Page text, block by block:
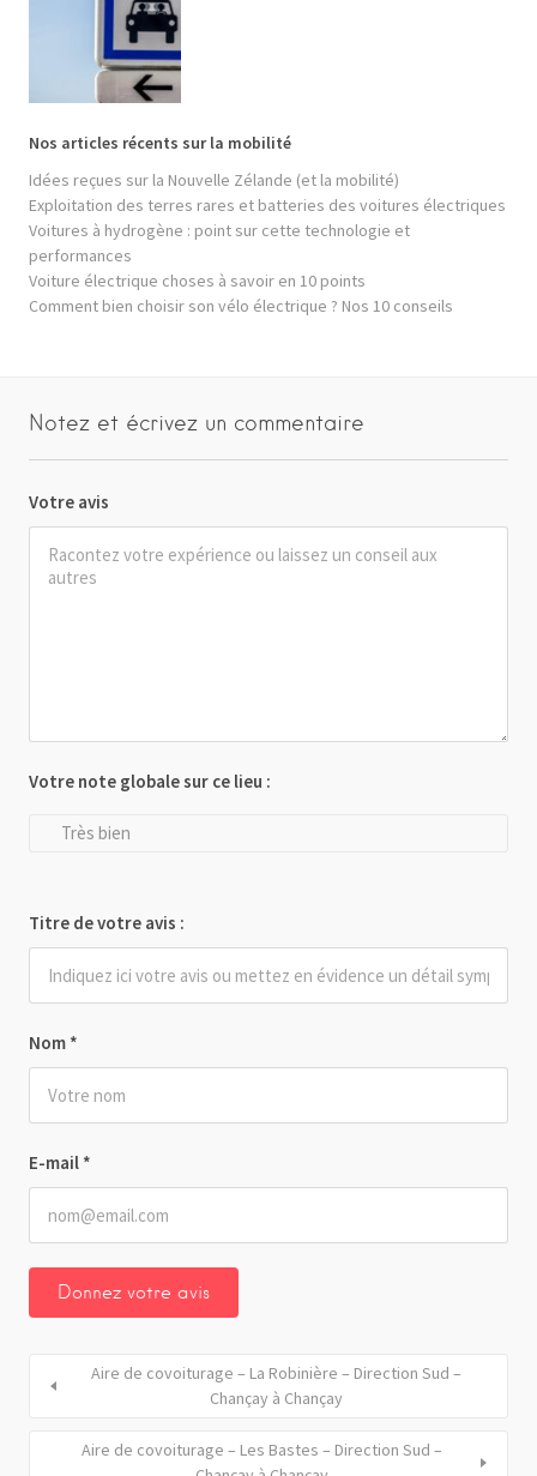
Nos articles récents sur la mobilité
Idées reçues sur la Nouvelle Zélande (et la mobilité)
Exploitation des terres rares et batteries des voitures électriques
Voitures à hydrogène : point sur cette technologie et
performances
Voiture électrique choses à savoir en 10 points
Comment bien choisir son vélo électrique ? Nos 10 conseils
Notez et écrivez un commentaire
Votre avis
Nom *
E-mail *
Votre note globale sur ce lieu :
Très bien
Titre de votre avis :
Aire de covoiturage – La Robinière – Direction Sud –
Chançay à Chançay
Aire de covoiturage – Les Bastes – Direction Sud –